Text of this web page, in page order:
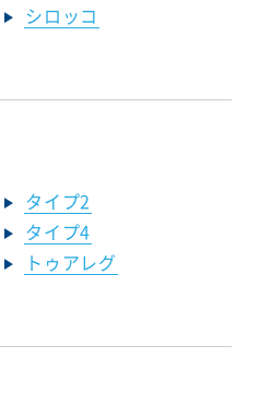
シロッコ
タイプ2
タイプ4
トゥアレグ